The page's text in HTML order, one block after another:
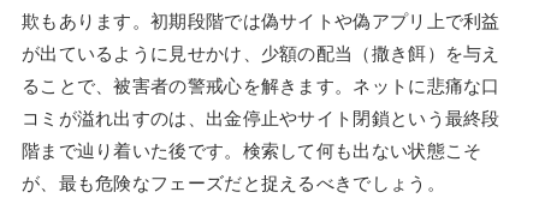
欺もあります。初期段階では偽サイトや偽アプリ上で利益
が出ているように見せかけ、少額の配当（撒き餌）を与え
ることで、被害者の警戒心を解きます。ネットに悲痛な口
コミが溢れ出すのは、出金停止やサイト閉鎖という最終段
階まで辿り着いた後です。検索して何も出ない状態こそ
が、最も危険なフェーズだと捉えるべきでしょう。